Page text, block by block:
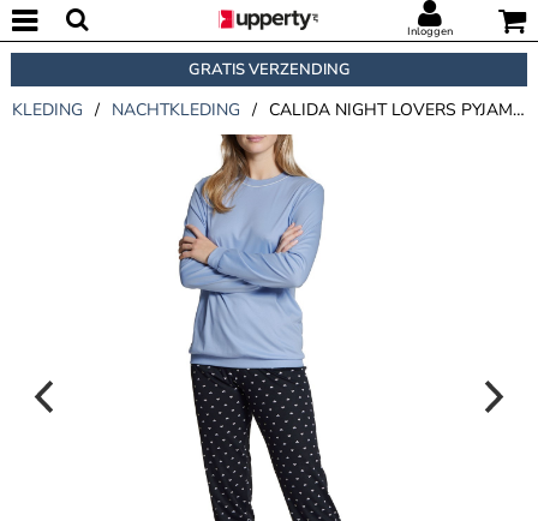
Inloggen
GRATIS VERZENDING
KLEDING / NACHTKLEDING / CALIDA NIGHT LOVERS PYJAMA WITH CUFF